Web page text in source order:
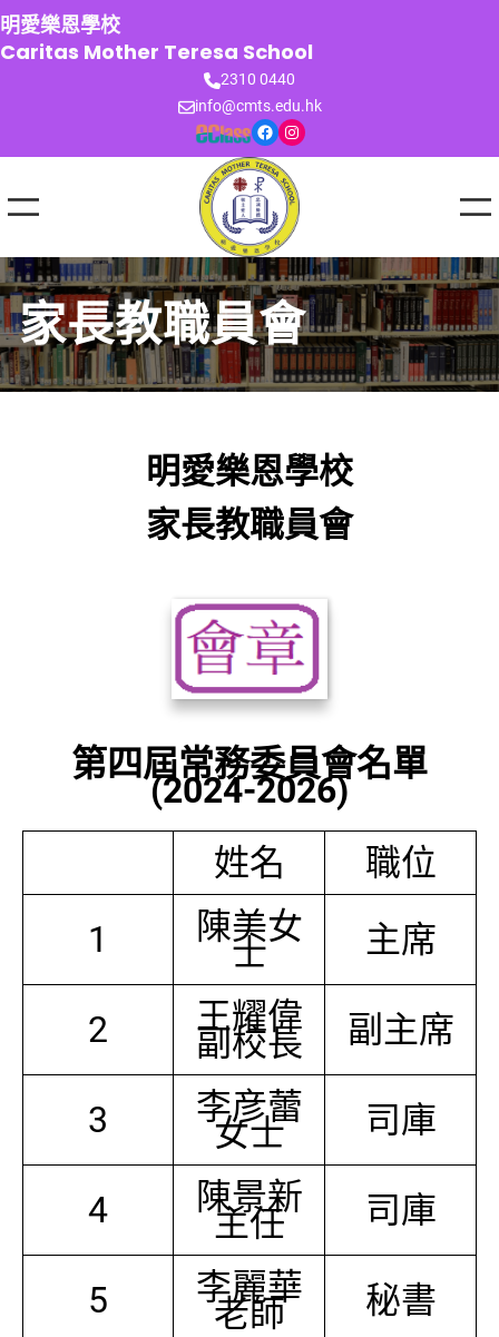
跳
至
主
明愛樂恩學校
Caritas Mother Teresa School
2310 0440
info@cmts.edu.hk
Facebook Instagram
家長教職員會
明愛樂恩學校
家長教職員會
第四屆常務委員會名單
(2024-2026)
姓名
職位
1
陳美女
士 主席
2 王耀偉
副校長 副主席
3 李彦蕾
女士 司庫
4 陳景新
主任 司庫
5 李麗華
老師 秘書